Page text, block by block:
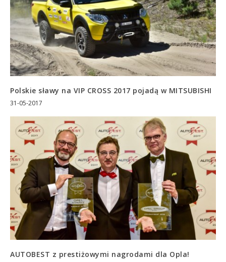
Polskie sławy na VIP CROSS 2017 pojadą w MITSUBISHI
31-05-2017
AUTOBEST z prestiżowymi nagrodami dla Opla!